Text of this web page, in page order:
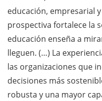
educación, empresarial
prospectiva fortalece la
educación enseña a
lleguen. (…) La
las organizaciones que
decisiones más
robusta y una mayor